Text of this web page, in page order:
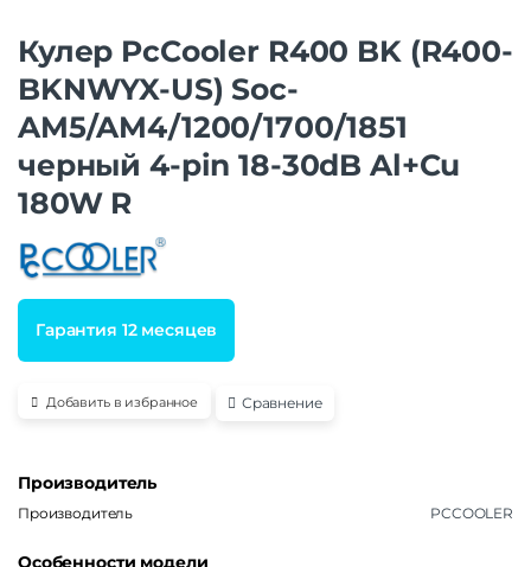
Кулер PcCooler R400 BK (R400-
BKNWYX-US) Soc-
AM5/AM4/1200/1700/1851
черный 4-pin 18-30dB Al+Cu
180W R
Гарантия 12 месяцев
Добавить в избранное Сравнение
Производитель
Производитель PCCOOLER
Особенности модели